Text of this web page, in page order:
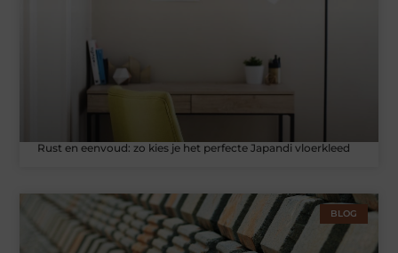
Rust en eenvoud: zo kies je het perfecte Japandi vloerkleed
BLOG